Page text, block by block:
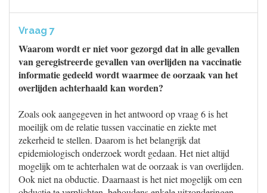
Vraag 7
Waarom wordt er niet voor gezorgd dat in alle gevallen
van geregistreerde gevallen van overlijden na vaccinatie
informatie gedeeld wordt waarmee de oorzaak van het
overlijden achterhaald kan worden?
Zoals ook aangegeven in het antwoord op vraag 6 is het
moeilijk om de relatie tussen vaccinatie en ziekte met
zekerheid te stellen. Daarom is het belangrijk dat
epidemiologisch onderzoek wordt gedaan. Het niet altijd
mogelijk om te achterhalen wat de oorzaak is van overlijden.
Ook niet na obductie. Daarnaast is het niet mogelijk om een